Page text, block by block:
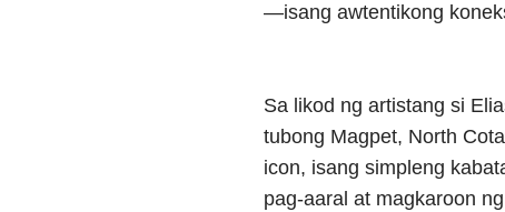
—isang awtentikong
Sa likod ng artistang si
tubong Magpet, North
icon, isang simpleng
pag-aaral at magkaroon